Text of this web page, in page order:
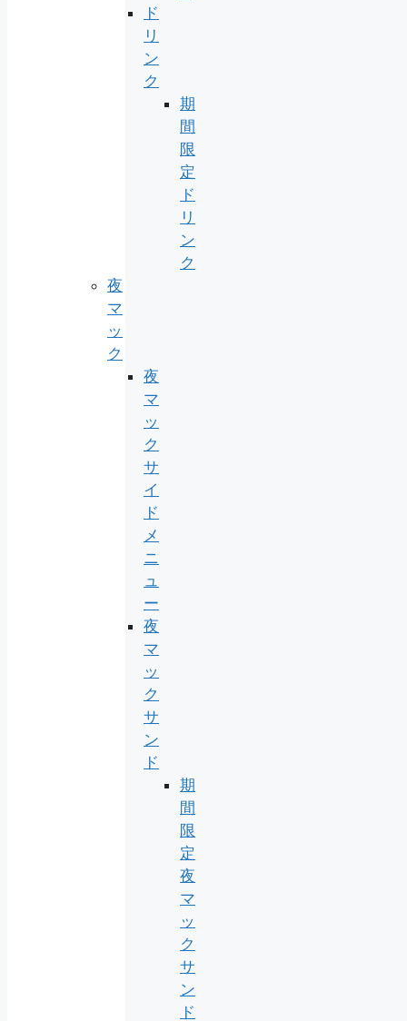
ド
リ
ン
ク
期
間
限
定
ド
リ
ン
ク
夜
マ
ッ
ク
夜
マ
ッ
ク
サ
イ
ド
メ
ニ
ュ
ー
夜
マ
ッ
ク
サ
ン
ド
期
間
限
定
夜
マ
ッ
ク
サ
ン
ド